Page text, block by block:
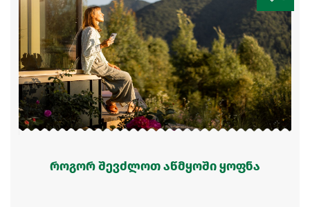
როგორ შევძლოთ აწმყოში ყოფნა